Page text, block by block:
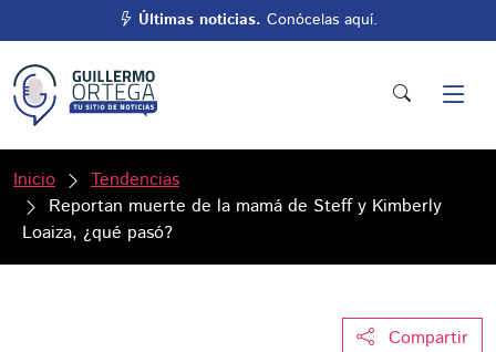
Últimas noticias. Conócelas aquí.
Inicio
Tendencias
Reportan muerte de la mamá de Steff y Kimberly
Loaiza, ¿qué pasó?
Compartir